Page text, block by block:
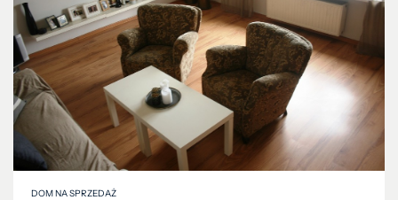
DOM NA SPRZEDAŻ